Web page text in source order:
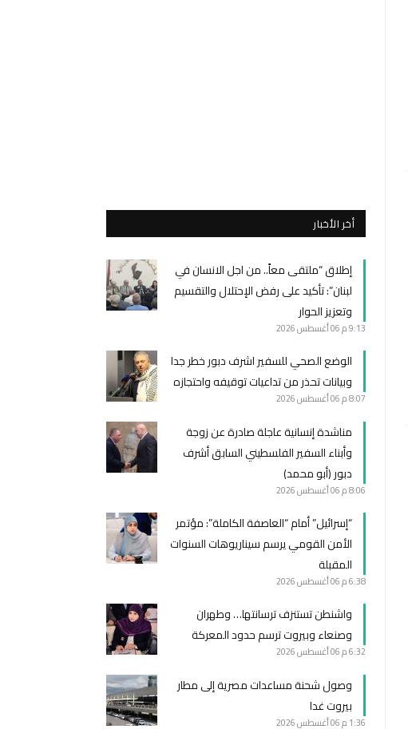
أخر الأخبار
إطلاق “ملتقى معاً.. من اجل الانسان في
لبنان”: تأكيد على رفض الإحتلال والتقسيم
وتعزيز الحوار
9:13 م 06 أغسطس 2026
الوضع الصحي للسفير اشرف دبور خطر جدا
وبيانات تحذر من تداعيات توقيفه واحتجازه
8:07 م 06 أغسطس 2026
مناشدة إنسانية عاجلة صادرة عن زوجة
وأبناء السفير الفلسطيني السابق أشرف
دبور (أبو محمد)
8:06 م 06 أغسطس 2026
“إسرائيل” أمام “العاصفة الكاملة”: مؤتمر
الأمن القومي يرسم سيناريوهات السنوات
المقبلة
6:38 م 06 أغسطس 2026
واشنطن تستنزف ترسانتها… وطهران
وصنعاء وبيروت ترسم حدود المعركة
6:32 م 06 أغسطس 2026
وصول شحنة مساعدات مصرية إلى مطار
بيروت غدا
1:36 م 06 أغسطس 2026